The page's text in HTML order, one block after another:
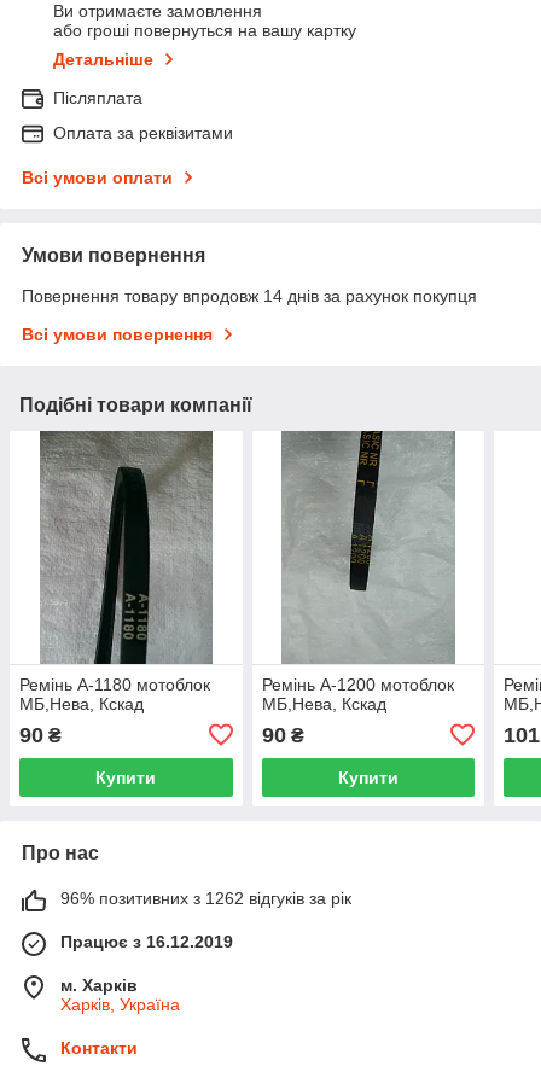
Ви отримаєте замовлення
або гроші повернуться на вашу картку
Детальніше
Післяплата
Оплата за реквізитами
Всі умови оплати
Умови повернення
Повернення товару впродовж 14 днів за рахунок покупця
Всі умови повернення
Подібні товари компанії
Ремінь А-1180 мотоблок
МБ,Нева, Кскад
90 ₴
Купити
Ремінь А-1200 мотоблок
МБ,Нева, Кскад
90₴
Купити
101
Про нас
96% позитивних з 1262 відгуків за рік
Працює з 16.12.2019
м. Харків
Харків, Україна
Контакти